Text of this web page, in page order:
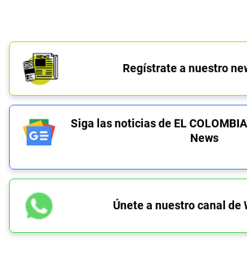
Regístrate a nuestro
Siga las noticias de EL
News
Únete a nuestro canal de